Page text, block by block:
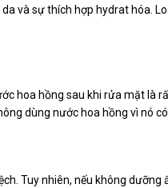
và sự thích hợp hydrat hóa.
hoa hồng sau khi rửa mặt là
dùng nước hoa hồng vì nó
Tuy nhiên, nếu không